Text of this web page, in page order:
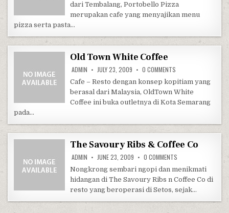
dari Tembalang, Portobello Pizza
merupakan cafe yang menyajikan menu
pizza serta pasta…
Old Town White Coffee
ADMIN JULY 23, 2009 0 COMMENTS
Cafe – Resto dengan konsep kopitiam yang
berasal dari Malaysia, OldTown White
Coffee ini buka outletnya di Kota Semarang
pada…
The Savoury Ribs & Coffee Co
ADMIN JUNE 23, 2009 0 COMMENTS ON THE SAVOURY
Nongkrong sembari ngopi dan menikmati
hidangan di The Savoury Ribs n Coffee Co di
resto yang beroperasi di Setos, sejak…